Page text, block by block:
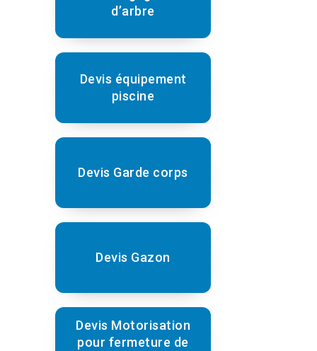
d’arbre
Devis équipement
piscine
Devis Garde corps
Devis Gazon
Devis Motorisation
pour fermeture de